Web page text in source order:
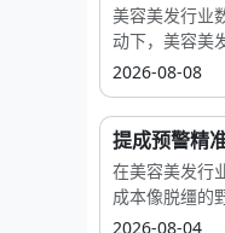
美容美发行业
动下，美容美
2026-08-08
提成预警精
在美容美发行
成本像脱缰的
2026-08-04